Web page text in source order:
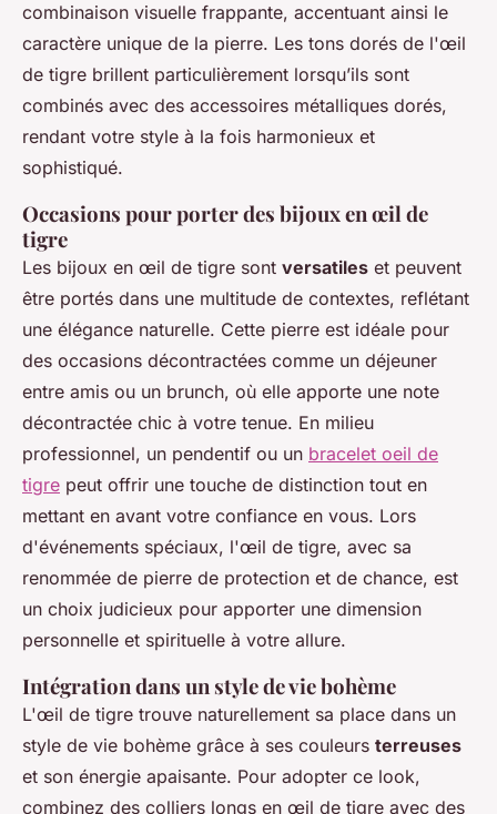
combinaison visuelle frappante, accentuant ainsi le
caractère unique de la pierre. Les tons dorés de l'œil
de tigre brillent particulièrement lorsqu’ils sont
combinés avec des accessoires métalliques dorés,
rendant votre style à la fois harmonieux et
sophistiqué.
Occasions pour porter des bijoux en œil de
tigre
Les bijoux en œil de tigre sont versatiles et peuvent
être portés dans une multitude de contextes, reflétant
une élégance naturelle. Cette pierre est idéale pour
des occasions décontractées comme un déjeuner
entre amis ou un brunch, où elle apporte une note
décontractée chic à votre tenue. En milieu
professionnel, un pendentif ou un bracelet oeil de
tigre peut offrir une touche de distinction tout en
mettant en avant votre confiance en vous. Lors
d'événements spéciaux, l'œil de tigre, avec sa
renommée de pierre de protection et de chance, est
un choix judicieux pour apporter une dimension
personnelle et spirituelle à votre allure.
Intégration dans un style de vie bohème
L'œil de tigre trouve naturellement sa place dans un
style de vie bohème grâce à ses couleurs terreuses
et son énergie apaisante. Pour adopter ce look,
combinez des colliers longs en œil de tigre avec des